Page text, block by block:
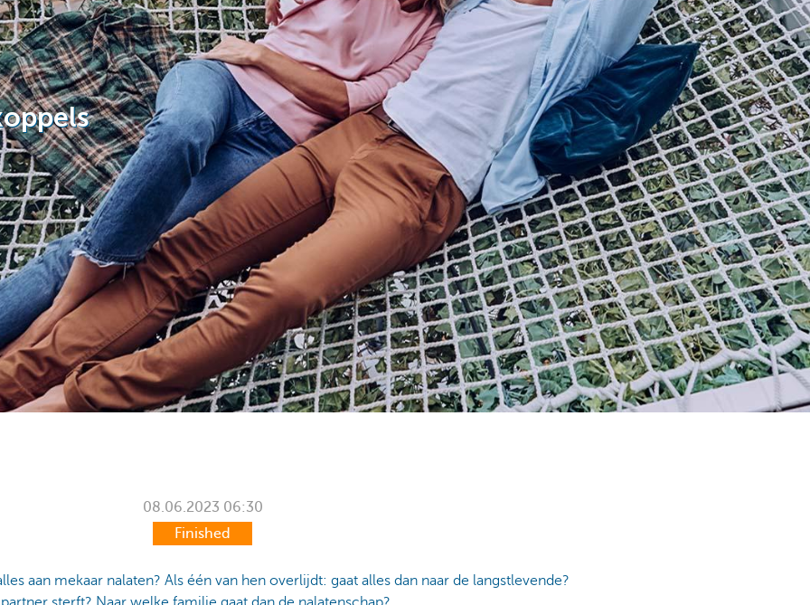
08.06.2023 06:30
Finished
aan mekaar nalaten? Als één van hen overlijdt: gaat alles dan naar de langstlevende?